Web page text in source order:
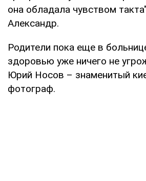
она обладала чувством
Александр.
Родители пока еще в
здоровью уже ничего не
Юрий Носов – знаменитый
фотограф.